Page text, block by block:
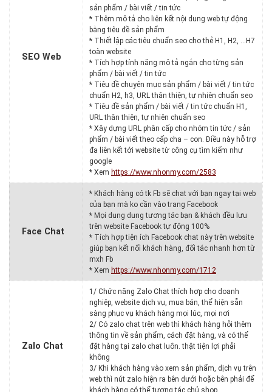
SEO Web
sản phẩm / bài viết / tin tức
* Thêm mô tả cho liên kết nội dung web tự động
bằng tiêu đề sản phẩm
* Thiết lập các tiêu chuẩn seo cho thẻ H1, H2, …H7
toàn website
* Tích hợp tính năng mô tả ngắn cho từng sản
phẩm / bài viết / tin tức
* Tiêu đề chuyên mục sản phẩm / bài viết / tin tức
chuẩn H2, h3, URL thân thiện, tự nhiên chuẩn seo
* Tiêu đề sản phẩm / bài viết / tin tức chuẩn H1,
URL thân thiện, tự nhiên chuẩn seo
* Xây dựng URL phân cấp cho nhóm tin tức / sản
phẩm / bài viết theo cấp cha – con. Điều này hỗ trợ
đa liên kết tới website từ công cụ tìm kiếm như
google
* Xem https://www.nhonmy.com/2583
Face Chat
* Khách hàng có tk Fb sẽ chat với bạn ngay tại web
của bạn mà ko cần vào trang Facebook
* Mọi dung dung tương tác bạn & khách đều lưu
trên website Facebook tự động 100%
* Tích hợp tiện ích Facebook chat này trên website
giúp bạn kết nối khách hàng, đối tác nhanh hơn từ
mxh Fb
* Xem https://www.nhonmy.com/1712
Zalo Chat
1/ Chức năng Zalo Chat thích hợp cho doanh
nghiệp, website dịch vụ, mua bán, thể hiện sẵn
sàng phục vụ khách hàng mọi lúc, mọi nơi
2/ Có zalo chat trên web thì khách hàng hỏi thêm
thông tin về sản phẩm, cách đặt hàng, và có thể
đặt hàng tại zalo chat luôn. thật tiện lợi phải
không
3/ Khi khách hàng vào xem sản phẩm, dịch vụ trên
web thì nút zalo hiện ra bên dưới hoặc bên phải để
khách hàng có thể tương tác chủ shop